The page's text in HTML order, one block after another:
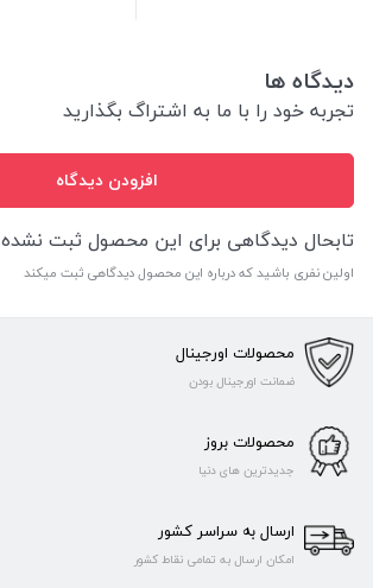
دیدگاه ها
تجربه خود را با ما به اشتراگ بگذارید
افزودن دیدگاه
تابحال دیدگاهی برای این محصول ثبت نشده
اولین نفری باشید که درباره این محصول دیدگاهی ثبت میکند
محصولات اورجینال
ضمانت اورجینال بودن
محصولات بروز
جدیدترین های دنیا
ارسال به سراسر کشور
امکان ارسال به تمامی نقاط کشور